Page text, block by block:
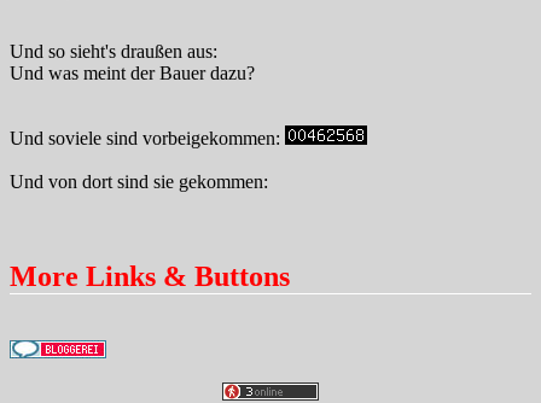
Und so sieht's draußen aus:
Und was meint der Bauer dazu?
Und soviele sind vorbeigekommen:
Und von dort sind sie gekommen:
More Links & Buttons